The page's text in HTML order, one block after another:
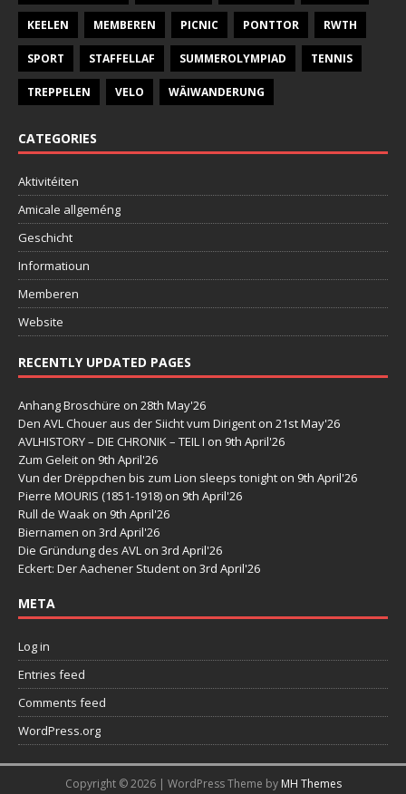
KEELEN MEMBEREN PICNIC PONTTOR RWTH
SPORT STAFFELLAF SUMMEROLYMPIAD TENNIS
TREPPELEN VELO WÄIWANDERUNG
CATEGORIES
Aktivitéiten
Amicale allgeméng
Geschicht
Informatioun
Memberen
Website
RECENTLY UPDATED PAGES
Anhang Broschüre on 28th May'26
Den AVL Chouer aus der Siicht vum Dirigent on 21st May'26
AVLHISTORY – DIE CHRONIK – TEIL I on 9th April'26
Zum Geleit on 9th April'26
Vun der Drëppchen bis zum Lion sleeps tonight on 9th April'26
Pierre MOURIS (1851-1918) on 9th April'26
Rull de Waak on 9th April'26
Biernamen on 3rd April'26
Die Gründung des AVL on 3rd April'26
Eckert: Der Aachener Student on 3rd April'26
META
Log in
Entries feed
Comments feed
WordPress.org
Copyright © 2026 | WordPress Theme by MH Themes